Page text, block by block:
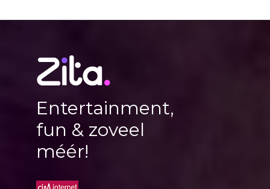
Entertainment,
fun & zoveel
méér!